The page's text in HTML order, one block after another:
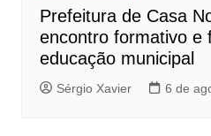
Prefeitura de Casa
encontro formativo e
educação municipal
Sérgio Xavier 6 de